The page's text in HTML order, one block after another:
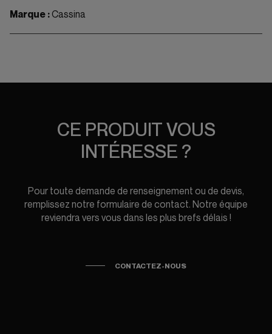
Marque : Cassina
CE PRODUIT VOUS
INTÉRESSE ?
Pour toute demande de renseignement ou de devis,
remplissez notre formulaire de contact. Notre équipe
reviendra vers vous dans les plus brefs délais !
CONTACTEZ-NOUS